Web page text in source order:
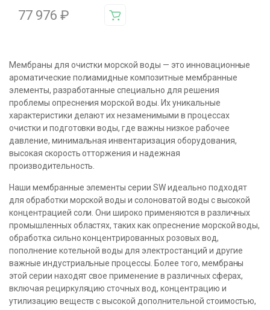
77 976 ₽
Мембраны для очистки морской воды — это инновационные
ароматические полиамидные композитные мембранные
элементы, разработанные специально для решения
проблемы опреснения морской воды. Их уникальные
характеристики делают их незаменимыми в процессах
очистки и подготовки воды, где важны низкое рабочее
давление, минимальная инвентаризация оборудования,
высокая скорость отторжения и надежная
производительность.
Наши мембранные элементы серии SW идеально подходят
для обработки морской воды и солоноватой воды с высокой
концентрацией соли. Они широко применяются в различных
промышленных областях, таких как опреснение морской воды,
обработка сильно концентрированных розовых вод,
пополнение котельной воды для электростанций и другие
важные индустриальные процессы. Более того, мембраны
этой серии находят свое применение в различных сферах,
включая рециркуляцию сточных вод, концентрацию и
утилизацию веществ с высокой дополнительной стоимостью,